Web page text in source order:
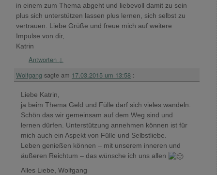
in einem zum Thema abgeht und liebevoll damit zu sein
plus sich unterstützen lassen plus lernen, sich selbst zu
vertrauen. Liebe Grüße und freue mich auf weitere
Impulse von dir,
Katrin
Antworten ↓
Wolfgang sagte am 17.03.2015 um 13:58 :
Liebe Katrin,
ja beim Thema Geld und Fülle darf sich vieles wandeln.
Schön das wir gemeinsam auf dem Weg sind und
lernen dürfen. Unterstützung annehmen können ist für
mich auch ein Aspekt von Fülle und Selbstliebe.
Leben genießen können – mit unserem inneren und
äußeren Reichtum – das wünsche ich uns allen
Alles Liebe, Wolfgang